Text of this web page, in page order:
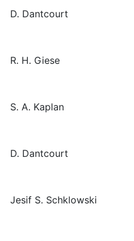
D. Dantcourt
R. H. Giese
S. A. Kaplan
D. Dantcourt
Jesif S. Schklowski